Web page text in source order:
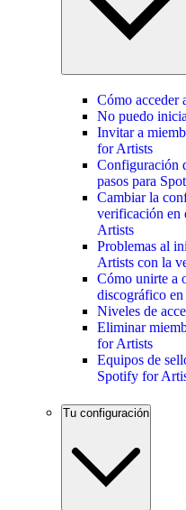
Cómo acceder
No puedo
Invitar a
for Artists
Configuración
pasos para
Cambiar la
verificación en
Artists
Problemas al
Artists con la
Cómo unirte a
discográfico
Niveles de
Eliminar
for Artists
Equipos de
Spotify for
Tu configuración